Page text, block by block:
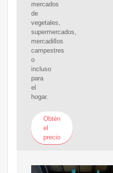
mercados
de
vegetales,
supermercados,
mercadillos
campestres
o
incluso
para
el
hogar.
Obtén
el
precio